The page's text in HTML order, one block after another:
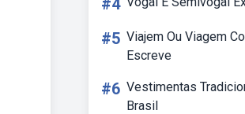
#4
#5 Viajem Ou Viagem
Escreve
#6 Vestimentas
Brasil